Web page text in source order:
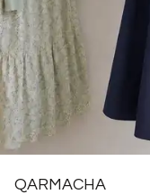
QARMACHA